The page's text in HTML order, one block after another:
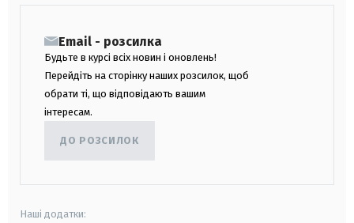
Email - розсилка
Будьте в курсі всіх новин і оновлень!
Перейдіть на сторінку наших розсилок, щоб
обрати ті, що відповідають вашим
інтересам.
ДО РОЗСИЛОК
Наші додатки: